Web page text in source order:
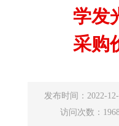
学发
采购
发布时间：2022-
访问次数：